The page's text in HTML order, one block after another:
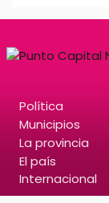
Política
Municipios
La provincia
El país
Internacional